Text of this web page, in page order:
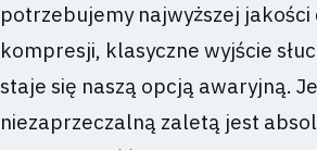
potrzebujemy najwyższej jakości
kompresji, klasyczne wyjście
staje się naszą opcją awaryjną.
niezaprzeczalną zaletą jest